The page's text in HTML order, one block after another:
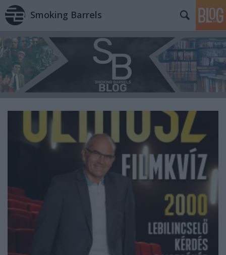
Smoking Barrels